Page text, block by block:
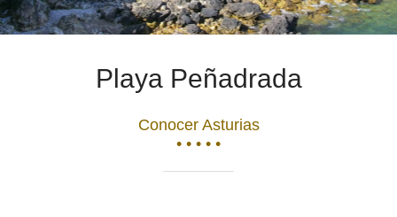
Playa Peñadrada
Conocer Asturias
• • • • •